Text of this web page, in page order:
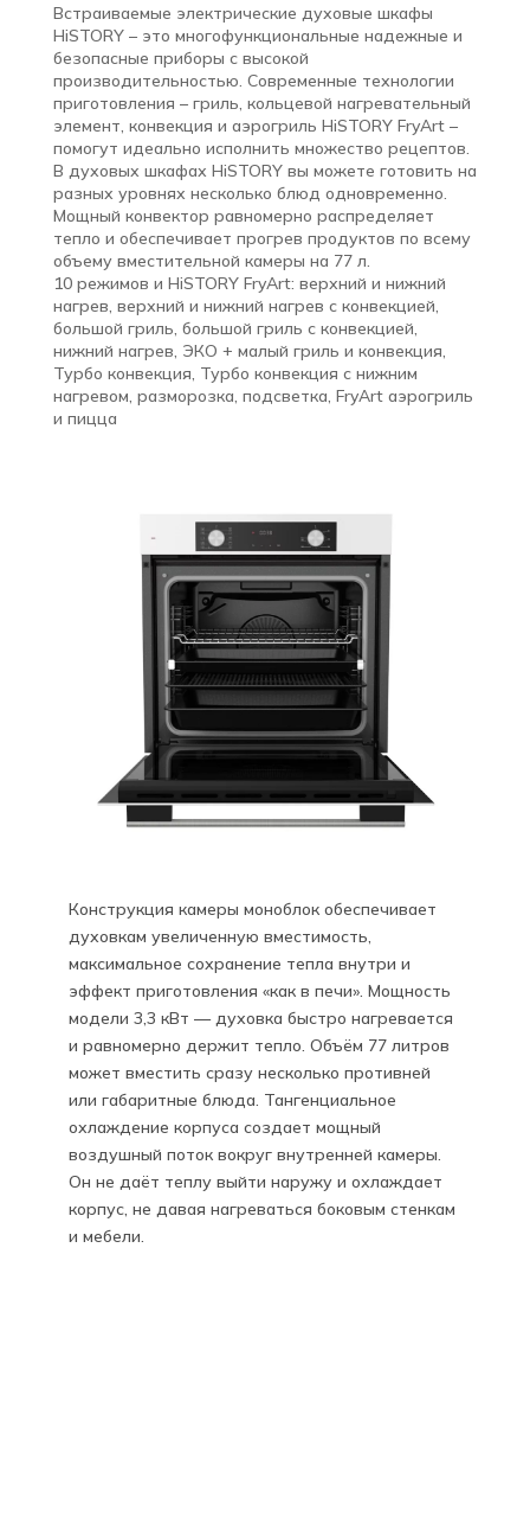
Встраиваемые электрические духовые шкафы
HiSTORY – это многофункциональные надежные и
безопасные приборы с высокой
производительностью. Современные технологии
приготовления – гриль, кольцевой нагревательный
элемент, конвекция и аэрогриль HiSTORY FryArt –
помогут идеально исполнить множество рецептов.
В духовых шкафах HiSTORY вы можете готовить на
разных уровнях несколько блюд одновременно.
Мощный конвектор равномерно распределяет
тепло и обеспечивает прогрев продуктов по всему
объему вместительной камеры на 77 л.
10 режимов и HiSTORY FryArt: верхний и нижний
нагрев, верхний и нижний нагрев с конвекцией,
большой гриль, большой гриль с конвекцией,
нижний нагрев, ЭКО + малый гриль и конвекция,
Турбо конвекция, Турбо конвекция с нижним
нагревом, разморозка, подсветка, FryArt аэрогриль
и пицца
Конструкция камеры моноблок обеспечивает
духовкам увеличенную вместимость,
максимальное сохранение тепла внутри и
эффект приготовления «как в печи». Мощность
модели 3,3 кВт — духовка быстро нагревается
и равномерно держит тепло. Объём 77 литров
может вместить сразу несколько противней
или габаритные блюда. Тангенциальное
охлаждение корпуса создает мощный
воздушный поток вокруг внутренней камеры.
Он не даёт теплу выйти наружу и охлаждает
корпус, не давая нагреваться боковым стенкам
и мебели.